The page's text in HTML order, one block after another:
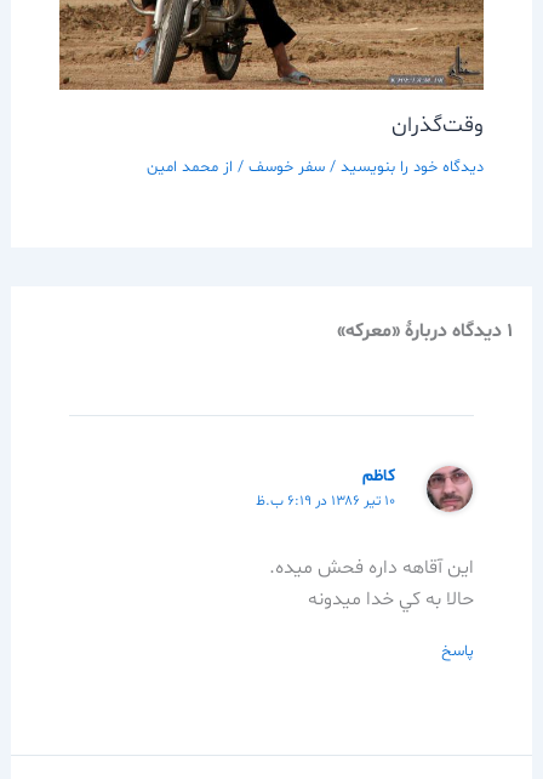
وقت‌گذران
دیدگاه‌ خود را بنویسید / سفر خوسف/ از محمد امین
1 دیدگاه دربارهٔ «معركه»
كاظم
۱۰ تیر ۱۳۸۶ در ۶:۱۹ ب.ظ
اين آقاهه داره فحش ميده.
حالا به كي خدا ميدونه
پاسخ